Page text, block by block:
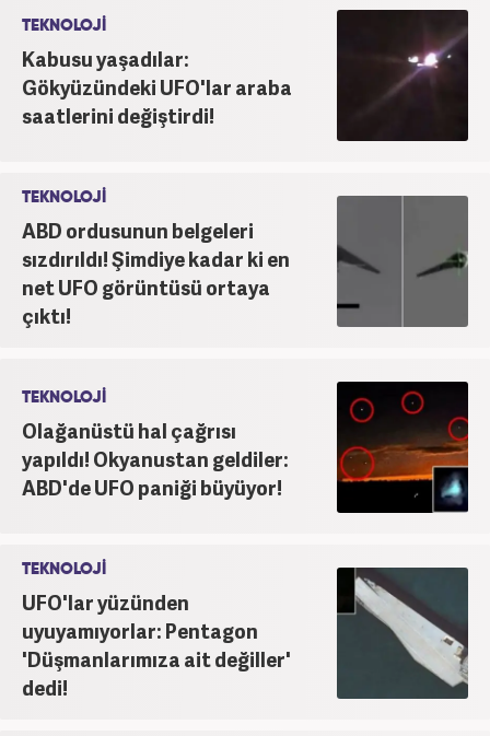
TEKNOLOJİ
Kabusu yaşadılar:
Gökyüzündeki UFO'lar araba
saatlerini değiştirdi!
TEKNOLOJİ
ABD ordusunun belgeleri
sızdırıldı! Şimdiye kadar ki en
net UFO görüntüsü ortaya
çıktı!
TEKNOLOJİ
Olağanüstü hal çağrısı
yapıldı! Okyanustan geldiler:
ABD'de UFO paniği büyüyor!
TEKNOLOJİ
UFO'lar yüzünden
uyuyamıyorlar: Pentagon
'Düşmanlarımıza ait değiller'
dedi!